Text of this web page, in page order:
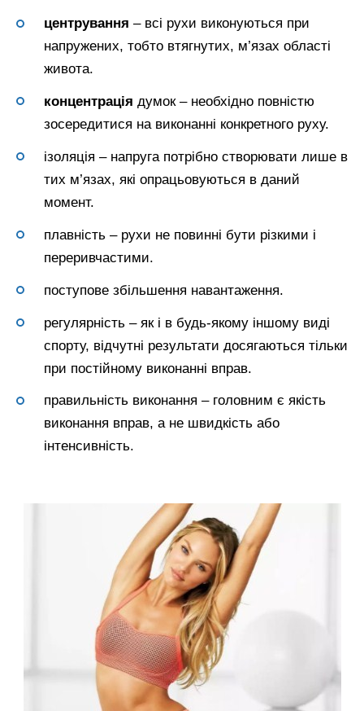
центрування – всі рухи виконуються при
напружених, тобто втягнутих, м’язах області
живота.
концентрація думок – необхідно повністю
зосередитися на виконанні конкретного руху.
ізоляція – напруга потрібно створювати лише в
тих м’язах, які опрацьовуються в даний
момент.
плавність – рухи не повинні бути різкими і
переривчастими.
поступове збільшення навантаження.
регулярність – як і в будь-якому іншому виді
спорту, відчутні результати досягаються тільки
при постійному виконанні вправ.
правильність виконання – головним є якість
виконання вправ, а не швидкість або
інтенсивність.